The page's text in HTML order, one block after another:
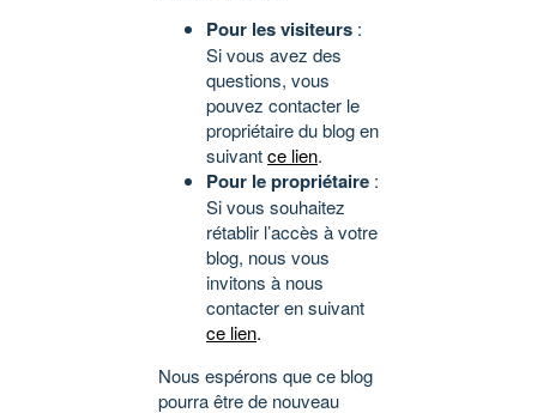
Pour les visiteurs :
Si vous avez des
questions, vous
pouvez contacter le
propriétaire du blog en
suivantce lien.
Pour le propriétaire :
Si vous souhaitez
rétablir l’accès à votre
blog, nous vous
invitons à nous
contacter en suivant
ce lien.
Nous espérons que ce blog
pourra être de nouveau